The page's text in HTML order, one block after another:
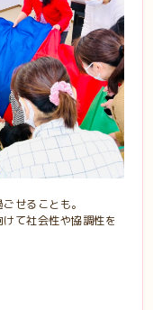
せることも。
て社会性や協調性を